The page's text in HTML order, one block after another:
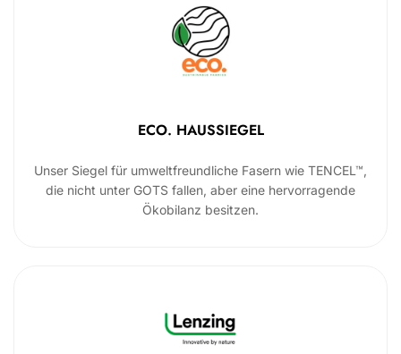
ECO. HAUSSIEGEL
Unser Siegel für umweltfreundliche Fasern wie TENCEL™,
die nicht unter GOTS fallen, aber eine hervorragende
Ökobilanz besitzen.